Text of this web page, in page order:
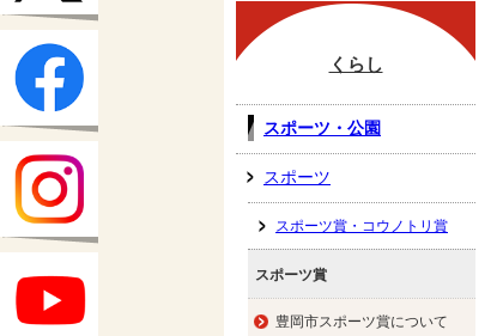
くらし
スポーツ・公園
スポーツ
スポーツ賞・コウノトリ賞
スポーツ賞
豊岡市スポーツ賞について